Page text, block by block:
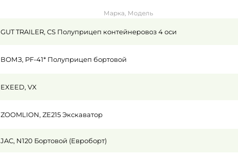
Марка, Модель
GUT TRAILER, CS Полуприцеп контейнеровоз 4 оси
ВОМЗ, PF-41* Полуприцеп бортовой
EXEED, VX
ZOOMLION, ZE215 Экскаватор
JAC, N120 Бортовой (Евроборт)